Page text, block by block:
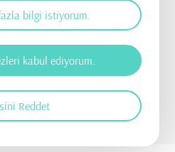
bilgi istiyorum.
kabul ediyorum.
Reddet